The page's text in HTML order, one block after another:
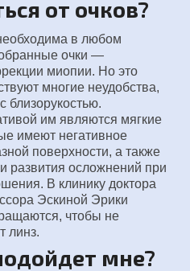
от очков?
в любом
очки —
миопии. Но это
многие неудобства,
им являются мягкие
имеют негативное
поверхности, а также
развития осложнений при
В клинику доктора
Эскиной Эрики
чтобы не
линз.
мне?